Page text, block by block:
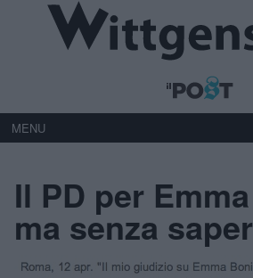
MENU
Il PD per
ma senza